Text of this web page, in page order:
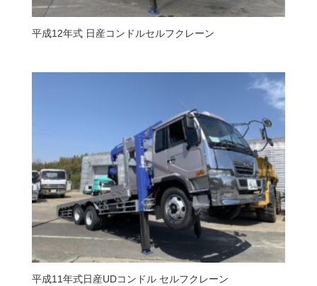
平成12年式 日産コンドルセルフクレーン
平成11年式日産UDコンドル セルフクレーン